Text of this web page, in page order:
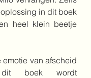
in dit boek
heel klein beetje
emotie van afscheid
boek wordt